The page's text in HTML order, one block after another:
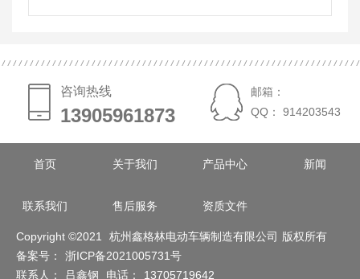
咨询热线
13905961873
13905961873
邮箱：
QQ： 914203543
首页 关于我们 产品中心 新闻
联系我们 售后服务 资质文件
Copyright ©2021 杭州鑫格林电动车辆制造有限公司
版权所有
备案号：
浙ICP备2021005731号
联系人：
吕鑫钢 电话： 13705719642